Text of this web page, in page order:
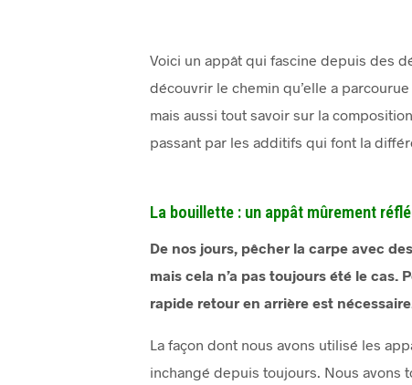
Voici un appât qui fascine depuis des
découvrir le chemin qu’elle a
mais aussi tout savoir sur la
passant par les additifs qui font la
La bouillette : un appât mûrement
De nos jours, pêcher la carpe avec
mais cela n’a pas toujours été le
rapide retour en arrière est
La façon dont nous avons utilisé les
inchangé depuis toujours. Nous avons